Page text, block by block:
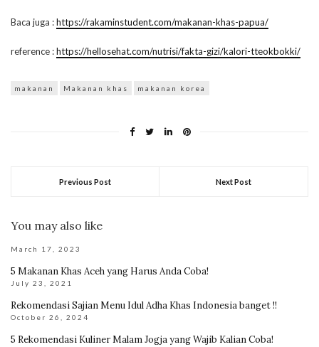
Baca juga :https://rakaminstudent.com/makanan-khas-papua/
reference :https://hellosehat.com/nutrisi/fakta-gizi/kalori-tteokbokki/
makanan Makanan khas makanan korea
Previous Post Next Post
You may also like
March 17, 2023
5 Makanan Khas Aceh yang Harus Anda Coba!
July 23, 2021
Rekomendasi Sajian Menu Idul Adha Khas Indonesia banget !!
October 26, 2024
5 Rekomendasi Kuliner Malam Jogja yang Wajib Kalian Coba!